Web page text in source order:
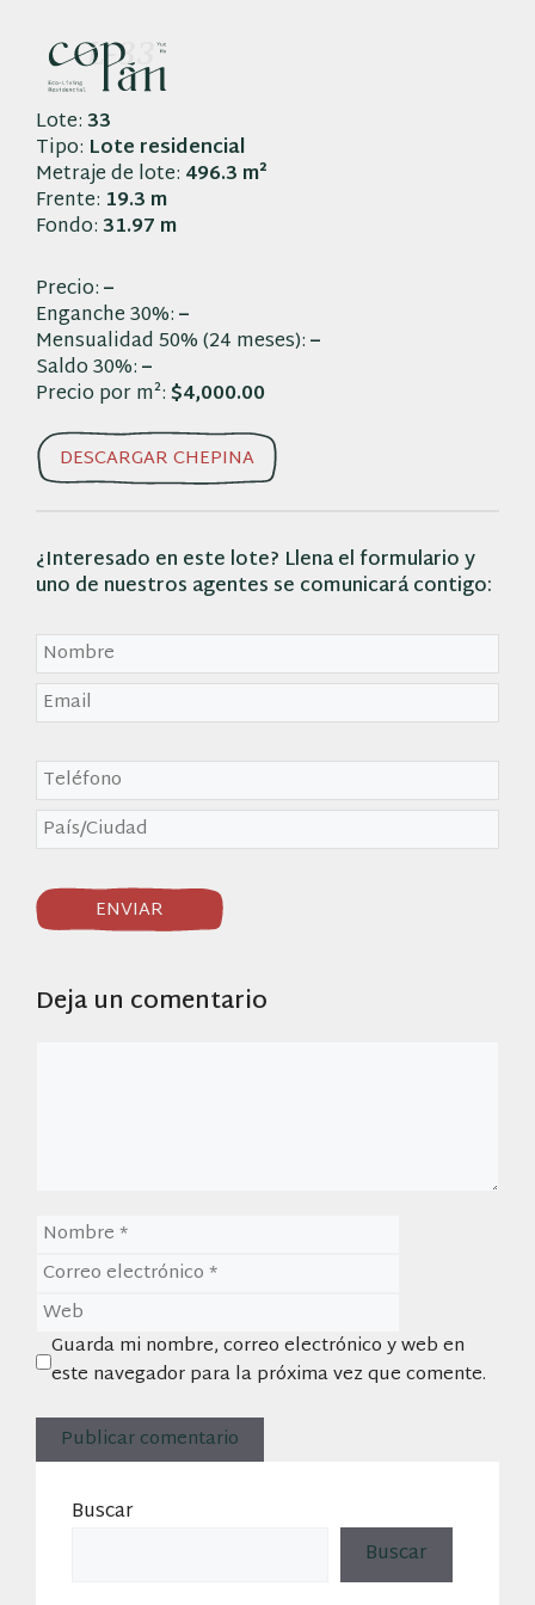
contenidoL-33
Lote:33
Tipo: Lote residencial
Metraje de lote: 496.3 m²
Frente: 19.3 m
Fondo:31.97 m
Precio:–
Enganche 30%:–
Mensualidad 50% (24 meses):–
Saldo 30%:–
Precio por m²:$4,000.00
DESCARGAR CHEPINA
¿Interesado en este lote? Llena el formulario y
uno de nuestros agentes se comunicará contigo:
Deja un comentario
Nombre
Correo
electrónico
Web
Guarda mi nombre, correo electrónico y web en
este navegador para la próxima vez que comente.
Buscar
Buscar